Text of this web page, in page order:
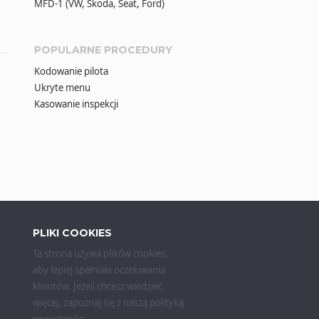
MFD-1 (VW, Škoda, Seat, Ford)
POPULARNE PROCEDURY
Kodowanie pilota
Ukryte menu
Kasowanie inspekcji
PLIKI COOKIES
Ta strona używa plików cookies,
aby lepiej spełniała oczekiwania
klientów. Jeżeli chcesz wiedzieć
więcej, zapoznaj się z naszą polityką